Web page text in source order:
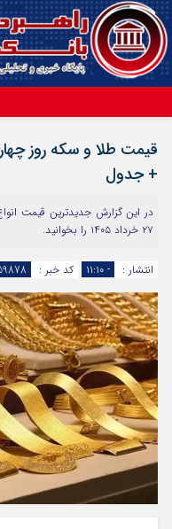
آپارات
+ جدول
در این گزارش جدیدترین قیمت
۲۷ خرداد ۱۴۰۵ را بخوانید.
انتشار : - ۱۱:۱۰ کد خبر :